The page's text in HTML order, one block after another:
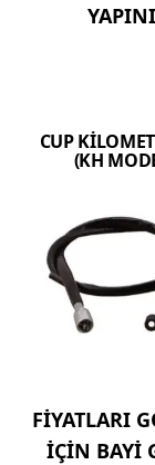
CUP
(KH
FİYATLARI
İÇİN BAYİ